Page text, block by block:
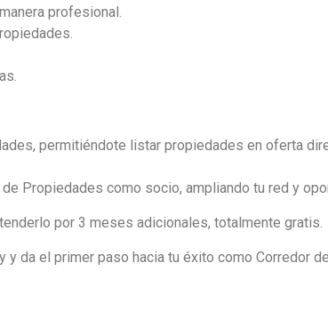
profesional.
permitiéndote listar propiedades en oferta
Propiedades como socio, ampliando tu red y
por 3 meses adicionales, totalmente gratis.
y da el primer paso hacia tu éxito como Corredor